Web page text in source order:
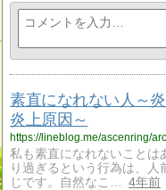
素直になれない人～
炎上原因～
https://lineblog.me/ascenring/
私も素直になれないことは
り過ぎるという行為は、人
じです。自然なこ…
4年前